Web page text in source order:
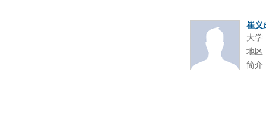
崔义
大学
地区
简介